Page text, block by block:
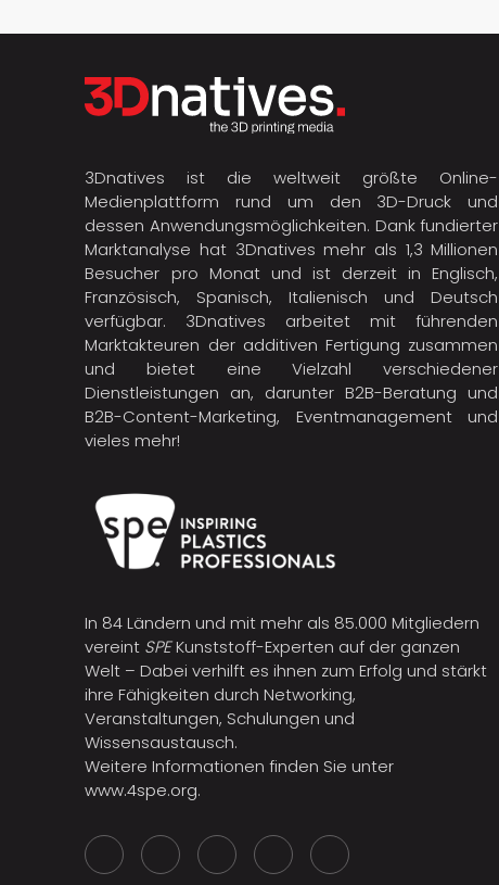
3Dnatives ist die weltweit größte Online-
Medienplattform rund um den 3D-Druck und
dessen Anwendungsmöglichkeiten. Dank fundierter
Marktanalyse hat 3Dnatives mehr als 1,3 Millionen
Besucher pro Monat und ist derzeit in Englisch,
Französisch, Spanisch, Italienisch und Deutsch
verfügbar. 3Dnatives arbeitet mit führenden
Marktakteuren der additiven Fertigung zusammen
und bietet eine Vielzahl verschiedener
Dienstleistungen an, darunter B2B-Beratung und
B2B-Content-Marketing, Eventmanagement und
vieles mehr!
In 84 Ländern und mit mehr als 85.000 Mitgliedern
vereint SPEKunststoff-Experten auf der ganzen
Welt – Dabei verhilft es ihnen zum Erfolg und stärkt
ihre Fähigkeiten durch Networking,
Veranstaltungen, Schulungen und
Wissensaustausch.
Weitere Informationen finden Sie unter
www.4spe.org.